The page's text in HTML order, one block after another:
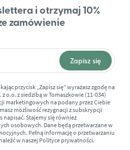
i otrzymaj 10%
zamówienie
przycisk „Zapisz się” wyrażasz zgodę na
o.o. z siedzibą w Tomaszkowie (11-034)
marketingowych na podany przez Ciebie
możliwość rezygnacji z subskrypcji
napisać. Stajemy się również
osobowych. Dane będą przetwarzane w
Pełną informację o przetwarzaniu
w naszej Polityce prywatności.